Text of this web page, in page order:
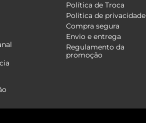
Política de Troca
Politica de privacidade
Compra segura
Envio e entrega
Regulamento da
promoção